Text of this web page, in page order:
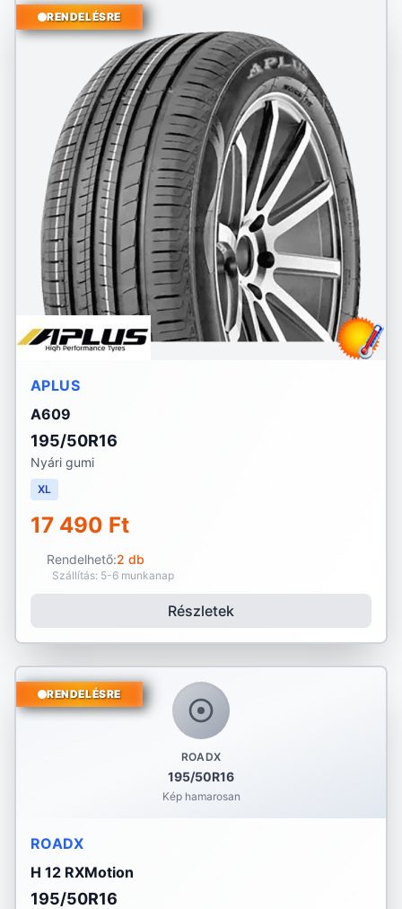
RENDELÉSRE
APLUS
A609
195/50R16
Nyári gumi
XL
17 490 Ft
Rendelhető:2 db
Szállítás: 5-6 munkanap
Részletek
ROADX
195/50R16
Kép hamarosan
RENDELÉSRE
ROADX
H 12 RXMotion
195/50R16